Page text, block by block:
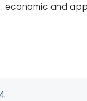
economic and